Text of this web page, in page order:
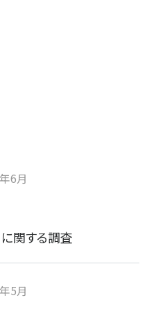
6月
関する調査
5月